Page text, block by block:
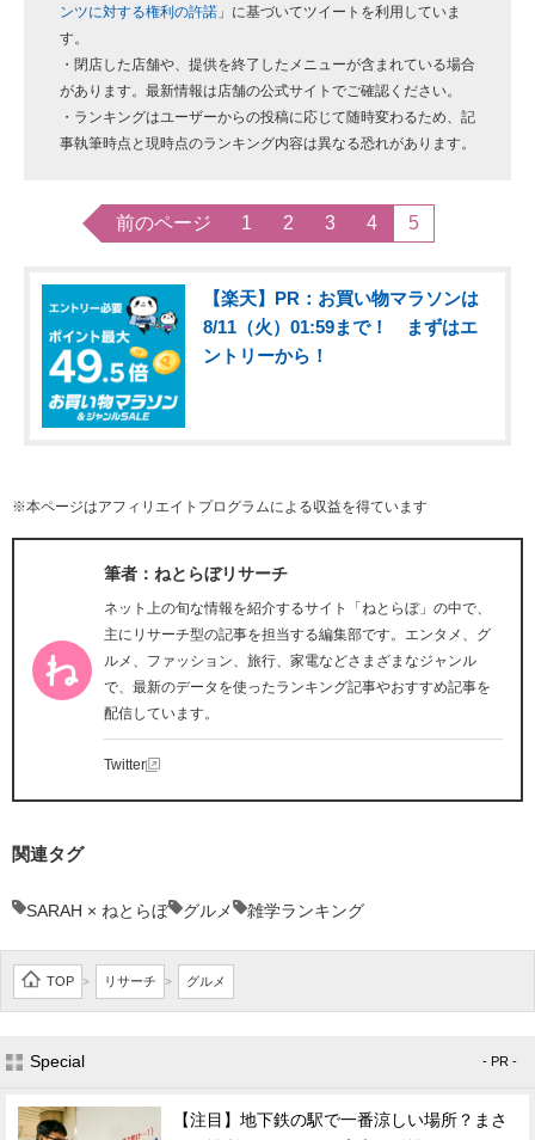
ンツに対する権利の許諾 」に基づいてツイートを利用していま
す。
・閉店した店舗や、提供を終了したメニューが含まれている場合
があります。最新情報は店舗の公式サイトでご確認ください。
・ランキングはユーザーからの投稿に応じて随時変わるため、記
事執筆時点と現時点のランキング内容は異なる恐れがあります。
前のページ 1 2 3 4 5
【楽天】PR：お買い物マラソンは
8/11（火）01:59まで！ まずはエ
ントリーから！
※本ページはアフィリエイトプログラムによる収益を得ています
筆者：ねとらぼリサーチ
ネット上の旬な情報を紹介するサイト「ねとらぼ」の中で、
主にリサーチ型の記事を担当する編集部です。エンタメ、グ
ルメ、ファッション、旅行、家電などさまざまなジャンル
で、最新のデータを使ったランキング記事やおすすめ記事を
配信しています。
Twitter
関連タグ
SARAH × ねとらぼ グルメ 雑学ランキング
TOP > リサーチ > グルメ
Special - PR -
【注目】地下鉄の駅で一番涼しい場所？まさ